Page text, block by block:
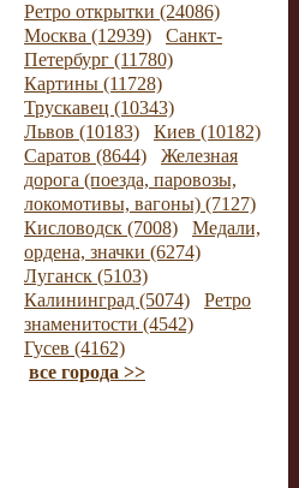
Ретро открытки (24086)
Москва (12939)
Санкт-
Петербург (11780)
Картины (11728)
Трускавец (10343)
Львов (10183)
Киев (10182)
Саратов (8644)
Железная
дорога (поезда, паровозы,
локомотивы, вагоны) (7127)
Кисловодск (7008)
Медали,
ордена, значки (6274)
Луганск (5103)
Калининград (5074)
Ретро
знаменитости (4542)
Гусев (4162)
все города >>